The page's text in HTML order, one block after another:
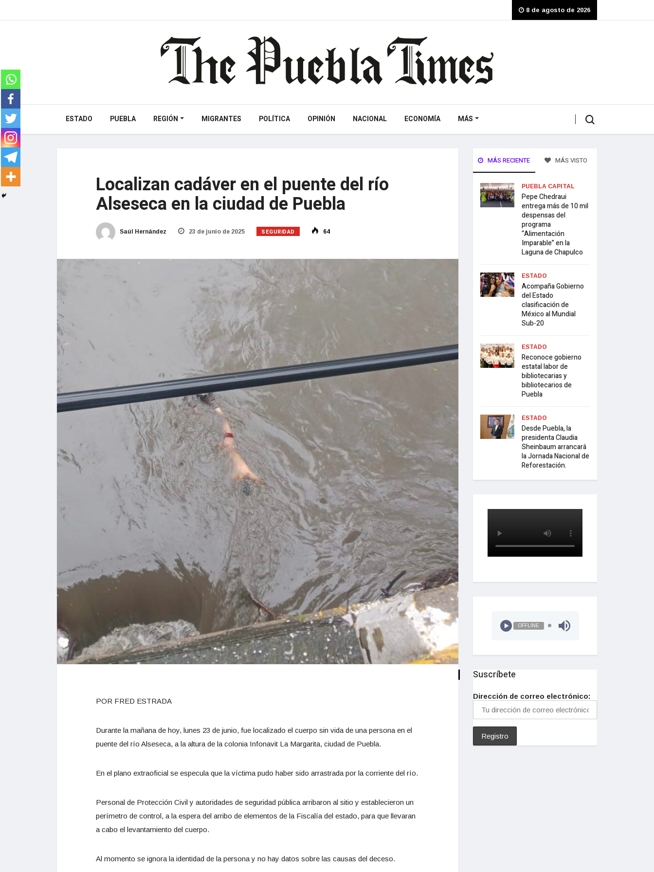
8 de agosto de 2026
ESTADO PUEBLA REGIÓN MIGRANTES POLÍTICA OPINIÓN NACIONAL ECONOMÍA MÁS
Localizan cadáver en el puente del río
Alseseca en la ciudad de Puebla
Saúl Hernández 23 de junio de 2025 SEGURIDAD 64
POR FRED ESTRADA
Durante la mañana de hoy, lunes 23 de junio, fue localizado el cuerpo sin vida de una persona en el
puente del río Alseseca, a la altura de la colonia Infonavit La Margarita, ciudad de Puebla.
En el plano extraoficial se especula que la víctima pudo haber sido arrastrada por la corriente del río.
Personal de Protección Civil y autoridades de seguridad pública arribaron al sitio y establecieron un
perímetro de control, a la espera del arribo de elementos de la Fiscalía del estado, para que llevaran
a cabo el levantamiento del cuerpo.
Al momento se ignora la identidad de la persona y no hay datos sobre las causas del deceso.
MÁS RECIENTE MÁS VISTO
PUEBLA CAPITAL
Pepe Chedraui
entrega más de 10 mil
despensas del
programa
“Alimentación
Imparable” en la
Laguna de Chapulco
ESTADO
Acompaña Gobierno
del Estado
clasificación de
México al Mundial
Sub-20
ESTADO
Reconoce gobierno
estatal labor de
bibliotecarias y
bibliotecarios de
Puebla
ESTADO
Desde Puebla, la
presidenta Claudia
Sheinbaum arrancará
la Jornada Nacional de
Reforestación.
OFFLINE
Suscríbete
Dirección de correo electrónico: